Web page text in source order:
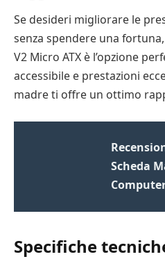
Se desideri migliorare le
senza spendere una
V2 Micro ATX è l’opzione
accessibile e prestazioni
madre ti offre un ottimo
Scheda
Specifiche